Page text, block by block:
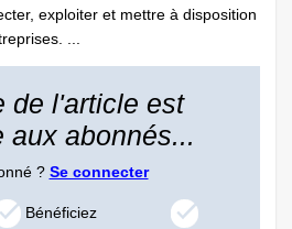
exploiter et mettre à disposition
...
de l'article est
aux abonnés...
? Se connecter
Bénéficiez